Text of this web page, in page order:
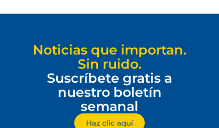
Noticias que importan.
Sin ruido.
Suscríbete gratis a
nuestro boletín
semanal
Haz clic aquí